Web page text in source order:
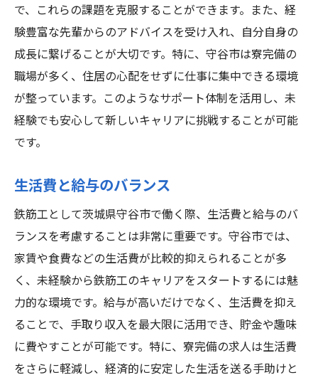
で、これらの課題を克服することができます。また、経
験豊富な先輩からのアドバイスを受け入れ、自分自身の
成長に繋げることが大切です。特に、守谷市は寮完備の
職場が多く、住居の心配をせずに仕事に集中できる環境
が整っています。このようなサポート体制を活用し、未
経験でも安心して新しいキャリアに挑戦することが可能
です。
生活費と給与のバランス
鉄筋工として茨城県守谷市で働く際、生活費と給与のバ
ランスを考慮することは非常に重要です。守谷市では、
家賃や食費などの生活費が比較的抑えられることが多
く、未経験から鉄筋工のキャリアをスタートするには魅
力的な環境です。給与が高いだけでなく、生活費を抑え
ることで、手取り収入を最大限に活用でき、貯金や趣味
に費やすことが可能です。特に、寮完備の求人は生活費
をさらに軽減し、経済的に安定した生活を送る手助けと